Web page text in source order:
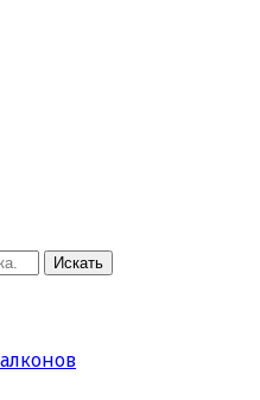
Искать